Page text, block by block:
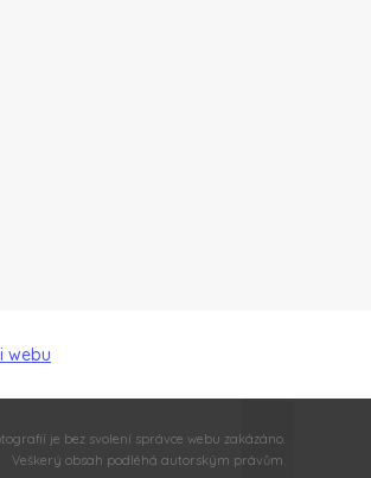
webu
je bez svolení správce webu zakázáno.
Veškerý obsah podléhá autorským právům.